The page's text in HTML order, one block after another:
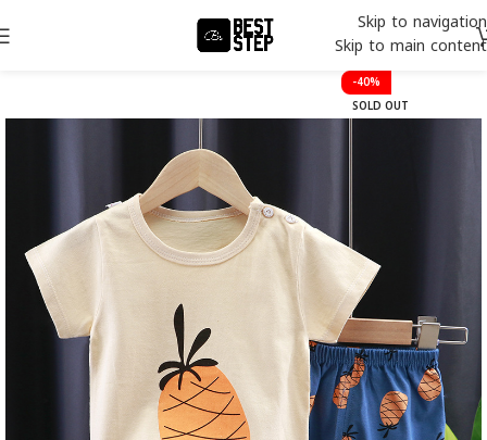
Skip to navigation
Skip to main content
-40%
SOLD OUT